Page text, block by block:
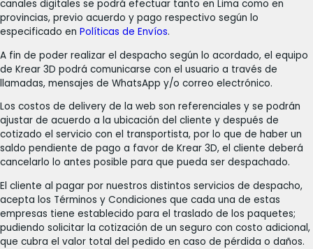
canales digitales se podrá efectuar tanto en Lima como en
provincias, previo acuerdo y pago respectivo según lo
especificado en Políticas de Envíos.
A fin de poder realizar el despacho según lo acordado, el equipo
de Krear 3D podrá comunicarse con el usuario a través de
llamadas, mensajes de WhatsApp y/o correo electrónico.
Los costos de delivery de la web son referenciales y se podrán
ajustar de acuerdo a la ubicación del cliente y después de
cotizado el servicio con el transportista, por lo que de haber un
saldo pendiente de pago a favor de Krear 3D, el cliente deberá
cancelarlo lo antes posible para que pueda ser despachado.
El cliente al pagar por nuestros distintos servicios de despacho,
acepta los Términos y Condiciones que cada una de estas
empresas tiene establecido para el traslado de los paquetes;
pudiendo solicitar la cotización de un seguro con costo adicional,
que cubra el valor total del pedido en caso de pérdida o daños.